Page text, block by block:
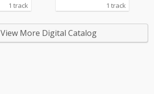
1 track 1 track
View More Digital Catalog